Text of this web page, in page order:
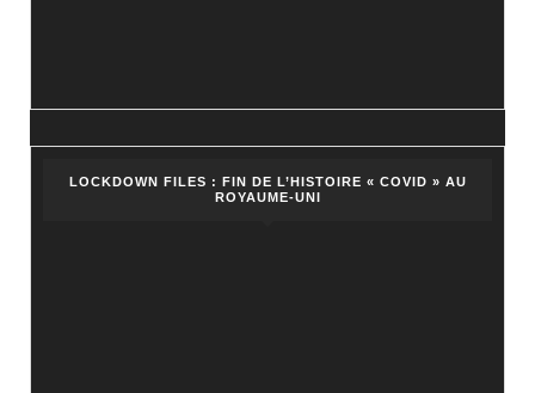
LOCKDOWN FILES : FIN DE L’HISTOIRE « COVID » AU
ROYAUME-UNI